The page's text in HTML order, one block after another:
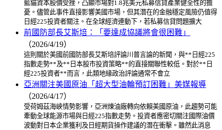
藍貓資本股價受挫，凸顯市場對1.8兆美元私募信貸產業健全性的擔
憂。儘管此事件直接影響美國市場，但其潛在的金融穩定風險仍值得
日經225投資者關注。在全球經濟連動下，若私募信貸問題擴大
前國防部長艾斯培：「要達成協議將會很困難」
（2026/4/19）
這則關於美國前國防部長艾斯培評論川普言論的新聞，與**日經225
指數走勢**及**日本股市投資策略**的直接關聯性較低。對於**日
經225投資者**而言，此類地緣政治評論通常不會立
亞洲關注美國原油「超大型油輪預訂困難」美媒報導
（2026/4/17）
受荷姆茲海峽情勢影響，亞洲煉油廠轉向依賴美國原油，此趨勢可能
牽動全球能源市場與日經225指數走勢。投資者應密切關注國際油價
波動對日本企業獲利及日經期貨操作建議的潛在衝擊。雖然此消息